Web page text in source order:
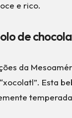
e rico.
de
da
Esta